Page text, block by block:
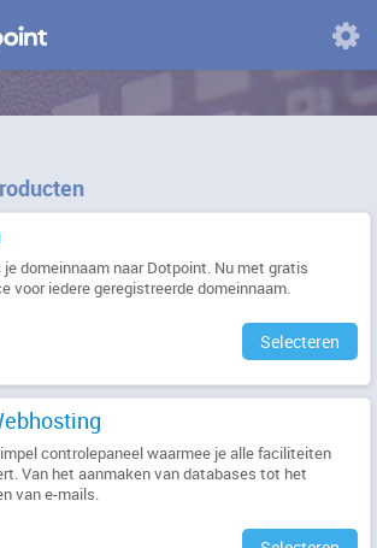
Domeinen
domeinnaam naar Dotpoint. Nu met gratis
voor iedere geregistreerde domeinnaam.
Selecteren
controlepaneel waarmee je alle faciliteiten
Van het aanmaken van databases tot het
van e-mails.